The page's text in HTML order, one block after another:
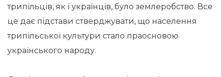
трипільців, як і українців, було землеробство. Все
це дає підстави стверджувати, що населення
трипільської культури стало праосновою
українського народу.